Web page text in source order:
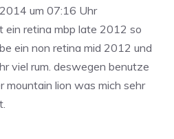
um 07:16 Uhr
ein retina mbp late 2012 so
ein non retina mid 2012 und
viel rum. deswegen benutze
mountain lion was mich sehr